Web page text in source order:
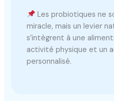
Les probiotiques ne
miracle, mais un levier
s’intègrent à une
activité physique et un
personnalisé.